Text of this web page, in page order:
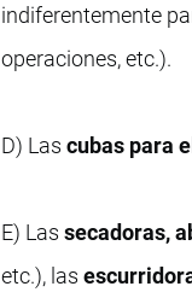
indiferentemente
operaciones, etc.).
D) Lascubas para
E) Lassecadoras,
etc.), las